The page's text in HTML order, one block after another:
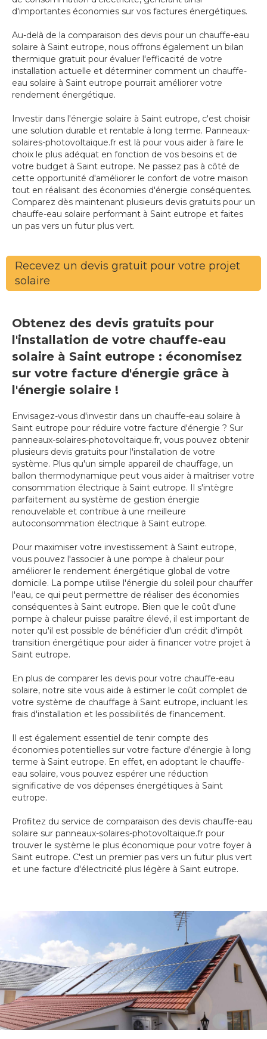
d'importantes économies sur vos factures énergétiques.
Au-delà de la comparaison des devis pour un chauffe-eau
solaire à Saint eutrope, nous offrons également un bilan
thermique gratuit pour évaluer l'efficacité de votre
installation actuelle et déterminer comment un chauffe-
eau solaire à Saint eutrope pourrait améliorer votre
rendement énergétique.
Investir dans l'énergie solaire à Saint eutrope, c'est choisir
une solution durable et rentable à long terme. Panneaux-
solaires-photovoltaique.fr est là pour vous aider à faire le
choix le plus adéquat en fonction de vos besoins et de
votre budget à Saint eutrope. Ne passez pas à côté de
cette opportunité d'améliorer le confort de votre maison
tout en réalisant des économies d'énergie conséquentes.
Comparez dès maintenant plusieurs devis gratuits pour un
chauffe-eau solaire performant à Saint eutrope et faites
un pas vers un futur plus vert.
Recevez un devis gratuit pour votre projet
solaire
Obtenez des devis gratuits pour
l'installation de votre chauffe-eau
solaire à Saint eutrope : économisez
sur votre facture d'énergie grâce à
l'énergie solaire !
Envisagez-vous d'investir dans un chauffe-eau solaire à
Saint eutrope pour réduire votre facture d'énergie ? Sur
panneaux-solaires-photovoltaique.fr, vous pouvez obtenir
plusieurs devis gratuits pour l'installation de votre
système. Plus qu'un simple appareil de chauffage, un
ballon thermodynamique peut vous aider à maîtriser votre
consommation électrique à Saint eutrope. Il s'intègre
parfaitement au système de gestion énergie
renouvelable et contribue à une meilleure
autoconsommation électrique à Saint eutrope.
Pour maximiser votre investissement à Saint eutrope,
vous pouvez l'associer à une pompe à chaleur pour
améliorer le rendement énergétique global de votre
domicile. La pompe utilise l'énergie du soleil pour chauffer
l'eau, ce qui peut permettre de réaliser des économies
conséquentes à Saint eutrope. Bien que le coût d'une
pompe à chaleur puisse paraître élevé, il est important de
noter qu'il est possible de bénéficier d'un crédit d'impôt
transition énergétique pour aider à financer votre projet à
Saint eutrope.
En plus de comparer les devis pour votre chauffe-eau
solaire, notre site vous aide à estimer le coût complet de
votre système de chauffage à Saint eutrope, incluant les
frais d'installation et les possibilités de financement.
Il est également essentiel de tenir compte des
économies potentielles sur votre facture d'énergie à long
terme à Saint eutrope. En effet, en adoptant le chauffe-
eau solaire, vous pouvez espérer une réduction
significative de vos dépenses énergétiques à Saint
eutrope.
Profitez du service de comparaison des devis chauffe-eau
solaire sur panneaux-solaires-photovoltaique.fr pour
trouver le système le plus économique pour votre foyer à
Saint eutrope. C'est un premier pas vers un futur plus vert
et une facture d'électricité plus légère à Saint eutrope.